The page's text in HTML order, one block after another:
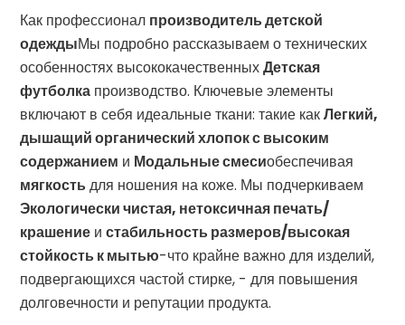
Как профессионал производитель детской
одеждыМы подробно рассказываем о технических
особенностях высококачественныхДетская
футболка производство. Ключевые элементы
включают в себя идеальные ткани: такие какЛегкий,
дышащий органический хлопок с высоким
содержанием и Модальные смесиобеспечивая
мягкость для ношения на коже. Мы подчеркиваем
Экологически чистая, нетоксичная печать/
крашение истабильность размеров/высокая
стойкость к мытью-что крайне важно для изделий,
подвергающихся частой стирке, - для повышения
долговечности и репутации продукта.